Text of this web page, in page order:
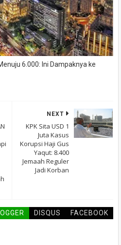
6.000: Ini Dampaknya ke
NEXT
KPK Sita USD 1
Juta Kasus
Korupsi Haji Gus
Yaqut: 8.400
Jemaah Reguler
Jadi Korban
DISQUS FACEBOOK